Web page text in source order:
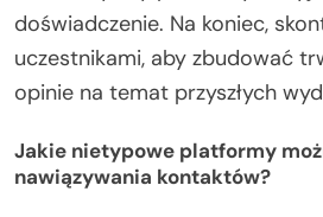
doświadczenie. Na koniec,
uczestnikami, aby zbudować
opinie na temat przyszłych
Jakie nietypowe platformy
nawiązywania kontaktów?